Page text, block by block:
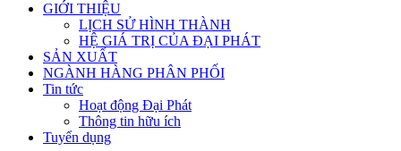
GIỚI THIỆU
LỊCH SỬ HÌNH THÀNH
HỆ GIÁ TRỊ CỦA ĐẠI PHÁT
SẢN XUẤT
NGÀNH HÀNG PHÂN PHỐI
Tin tức
Hoạt động Đại Phát
Thông tin hữu ích
Tuyển dụng